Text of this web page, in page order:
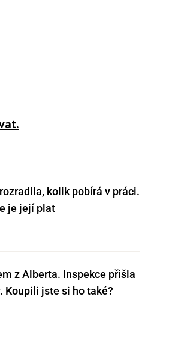
kolik pobírá v práci.
je její plat
z Alberta. Inspekce přišla
Koupili jste si ho také?